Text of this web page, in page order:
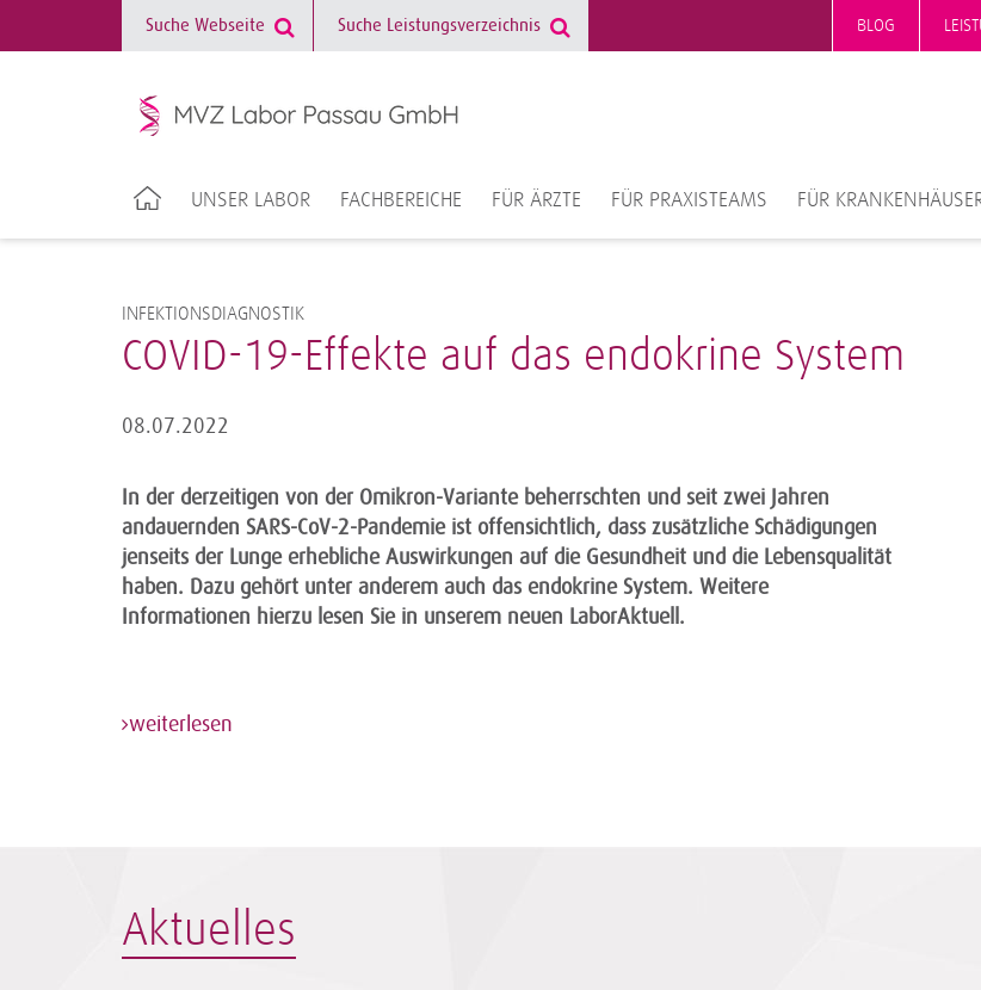
BLOG
UNSER LABOR FACHBEREICHE FÜR ÄRZTE FÜR PRAXISTEAMS FÜR
INFEKTIONSDIAGNOSTIK
COVID-19-Effekte auf das endokrine System
08.07.2022
In der derzeitigen von der Omikron-Variante beherrschten und seit zwei Jahren
andauernden SARS-CoV-2-Pandemie ist offensichtlich, dass zusätzliche Schädigungen
jenseits der Lunge erhebliche Auswirkungen auf die Gesundheit und die Lebensqualität
haben. Dazu gehört unter anderem auch das endokrine System. Weitere
Informationen hierzu lesen Sie in unserem neuen LaborAktuell.
weiterlesen
Aktuelles